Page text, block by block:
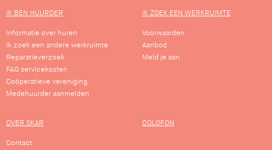
IK BEN HUURDER
Informatie over huren
Ik zoek een andere werkruimte
Reparatieverzoek
FAQ servicekosten
Coöperatieve vereniging
Medehuurder aanmelden
IK ZOEK EEN WERKRUIMTE
Voorwaarden
Aanbod
Meld je aan
OVER SKAR
Contact
COLOFON